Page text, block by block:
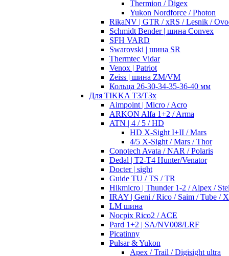
Thermion / Digex
Yukon Nordforce / Photon
RikaNV | GTR / xRS / Lesnik /
Schmidt Bender | шина Convex
SFH VARD
Swarovski | шина SR
Thermtec Vidar
Venox | Patriot
Zeiss | шина ZM/VM
Кольца 26-30-34-35-36-40 мм
Для TIKKA T3/T3x
Aimpoint | Micro / Acro
ARKON Alfa 1+2 / Arma
ATN | 4 / 5 / HD
HD X-Sight I+II / Mars
4/5 X-Sight / Mars / Thor
Conotech Avata / NAR / Polaris
Dedal | T2-T4 Hunter/Venator
Docter | sight
Guide TU / TS / TR
Hikmicro | Thunder 1-2 / Alpex /
IRAY | Geni / Rico / Saim / Tube /
LM шина
Nocpix Rico2 / ACE
Pard 1+2 | SA/NV008/LRF
Picatinny
Pulsar & Yukon
Apex / Trail / Digisight ultra